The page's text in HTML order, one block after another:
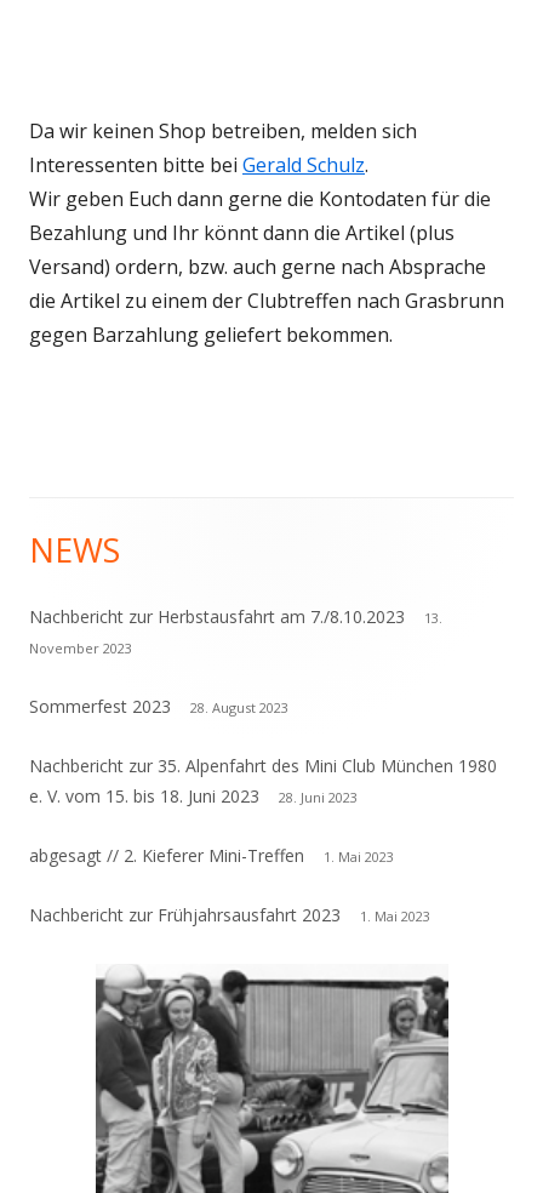
Da wir keinen Shop betreiben, melden sich
Interessenten bitte bei Gerald Schulz.
Wir geben Euch dann gerne die Kontodaten für die
Bezahlung und Ihr könnt dann die Artikel (plus
Versand) ordern, bzw. auch gerne nach Absprache
die Artikel zu einem der Clubtreffen nach Grasbrunn
gegen Barzahlung geliefert bekommen.
Haupt-
Seitenleiste
NEWS
Nachbericht zur Herbstausfahrt am 7./8.10.2023
13.
November 2023
Sommerfest 2023 28. August 2023
Nachbericht zur 35. Alpenfahrt des Mini Club München 1980
e. V. vom 15. bis 18. Juni 2023
28. Juni 2023
abgesagt // 2. Kieferer Mini-Treffen 1. Mai 2023
Nachbericht zur Frühjahrsausfahrt 2023 1. Mai 2023